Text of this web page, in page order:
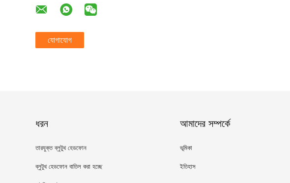
যোগাযোগ
ধরন
তারযুক্ত ব্লুটুথ হেডফোন
ব্লুটুথ হেডফোন বাতিল করা হচ্ছে
আমাদের সম্পর্কে
ভূমিকা
ইতিহাস